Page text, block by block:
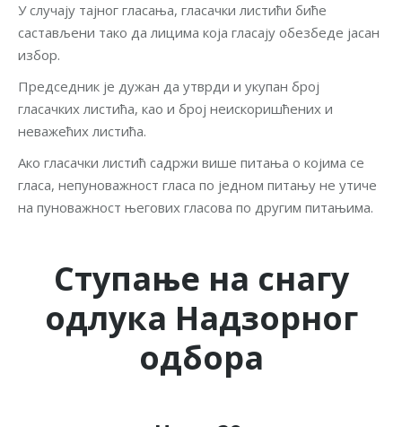
У случају тајног гласања, гласачки листићи биће
састављени тако да лицима која гласају обезбеде јасан
избор.
Председник је дужан да утврди и укупан број
гласачких листића, као и број неискоришћених и
неважећих листића.
Ако гласачки листић садржи више питања о којима се
гласа, непуноважност гласа по једном питању не утиче
на пуноважност његових гласова по другим питањима.
Ступање на снагу
одлука Надзорног
одбора